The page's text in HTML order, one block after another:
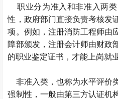
职业分为准入和非准入两类
性，政府部门直接负责考核发
项。例如，注册消防工程师由
障部颁发，注册会计师由财政
的职业鉴定证书，才能上岗就业
非准入类，也称为水平评价
强制性，一般由第三方认证机